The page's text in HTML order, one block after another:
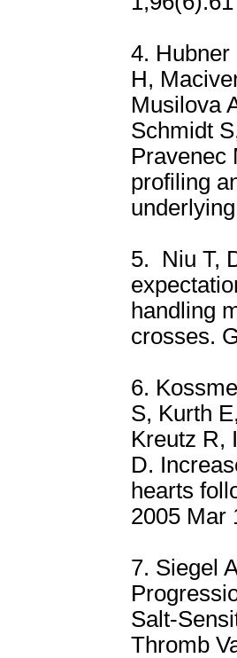
4.
H,
Musilova
Schmidt
Pravenec
profiling
5.
Niu T,
handling
crosses.
6.
S, Kurth
Kreutz R,
D.
hearts
2005 Mar
7. Siegel
Salt-
Thromb